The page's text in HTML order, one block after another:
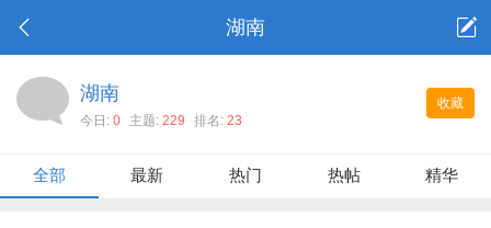
湖南
收藏
湖南
今日: 0 主题: 229 排名: 23
全部 最新 热门 热帖 精华